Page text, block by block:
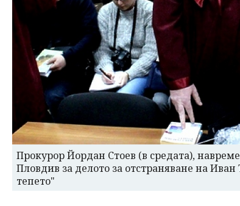
Прокурор Йордан Стоев (в средата),
Пловдив за делото за отстраняване на
тепето"